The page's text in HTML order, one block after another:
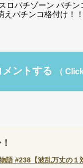
ロパチゾーン パチン
えパチンコ格付け！
メントする
語 #238【波乱万丈の１